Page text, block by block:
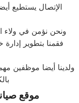
الإتصال يستطيع
ونحن نؤمن في ولاء
فقمنا بتطوير
ولدينا أيضا موظفين
موقع